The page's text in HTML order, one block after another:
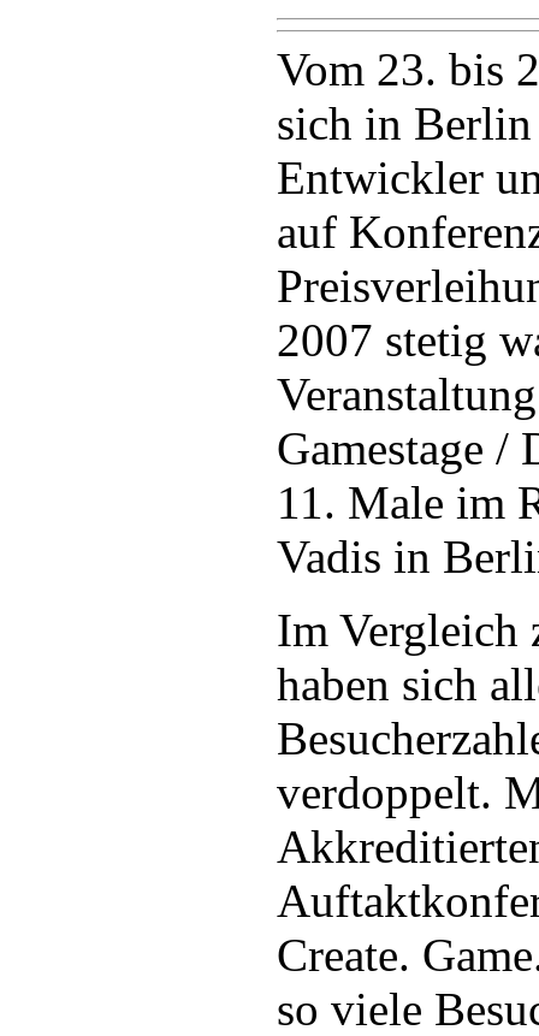
Vom 23. bis
sich in Berlin
Entwickler
auf
2007 stetig
Gamestage /
11. Male im
Vadis in
Im Vergleich
haben sich
verdoppelt.
Create.
so viele